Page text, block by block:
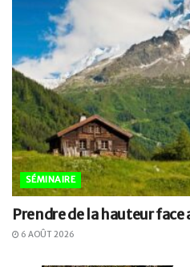
SÉMINAIRE
Prendre de la hauteur
6 AOÛT 2026